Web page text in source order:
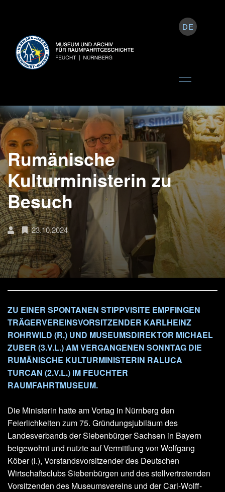
DE
Rumänische
Kulturministerin zu
Besuch
23.10.2024
ZU EINER SPONTANEN STIPPVISITE EMPFINGEN
TRÄGERVEREINSVORSITZENDER KARLHEINZ
ROHRWILD (R.) UND MUSEUMSDIREKTOR MICHAEL
ZUBER (3.V.L.) AM VERGANGENEN SONNTAG DIE
RUMÄNISCHE KULTURMINISTERIN RALUCA
TURCAN (2.V.L.) IM FEUCHTER
RAUMFAHRTMUSEUM.
Die Ministerin hatte am Vortag in Nürnberg den
Feierlichkeiten zum 75. Gründungsjubiläum des
Landesverbands der Siebenbürger Sachsen in Bayern
beigewohnt und nutzte auf Vermittlung von Wolfgang
Köber (l.), Vorstandsvorsitzender des Deutschen
Wirtschaftsclubs Siebenbürgen und des stellvertretenden
Vorsitzenden des Museumsvereins und der Carl-Wolff-